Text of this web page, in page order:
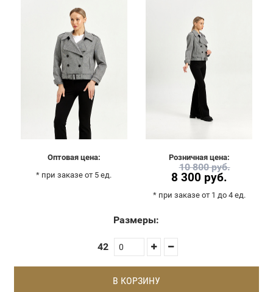
Оптовая цена:
* при заказе от 5 ед.
Розничная цена:
8 300 руб.
10 800 руб.
* при заказе от 1 до 4 ед.
Размеры:
42
В КОРЗИНУ